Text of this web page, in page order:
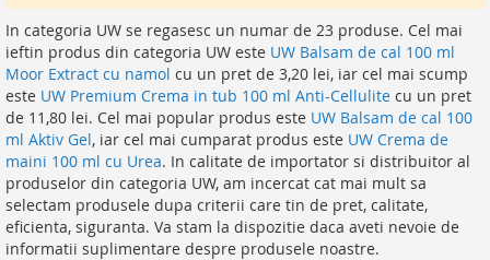
In categoria UW se regasesc un numar de 23 produse. Cel mai
ieftin produs din categoria UW este UW Balsam de cal 100 ml
Moor Extract cu namol cu un pret de 3,20 lei, iar cel mai scump
este UW Premium Crema in tub 100 ml Anti-Cellulite cu un pret
de 11,80 lei. Cel mai popular produs este UW Balsam de cal 100
ml Aktiv Gel, iar cel mai cumparat produs este UW Crema de
maini 100 ml cu Urea. In calitate de importator si distribuitor al
produselor din categoria UW, am incercat cat mai mult sa
selectam produsele dupa criterii care tin de pret, calitate,
eficienta, siguranta. Va stam la dispozitie daca aveti nevoie de
informatii suplimentare despre produsele noastre.